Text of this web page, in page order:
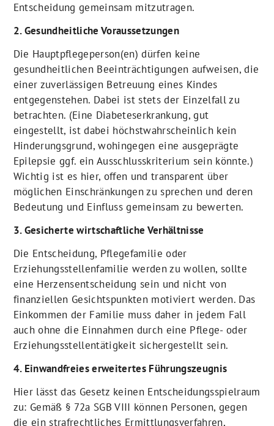
Entscheidung gemeinsam mitzutragen.
2. Gesundheitliche Voraussetzungen
Die Hauptpflegeperson(en) dürfen keine
gesundheitlichen Beeinträchtigungen aufweisen, die
einer zuverlässigen Betreuung eines Kindes
entgegenstehen. Dabei ist stets der Einzelfall zu
betrachten. (Eine Diabeteserkrankung, gut
eingestellt, ist dabei höchstwahrscheinlich kein
Hinderungsgrund, wohingegen eine ausgeprägte
Epilepsie ggf. ein Ausschlusskriterium sein könnte.)
Wichtig ist es hier, offen und transparent über
möglichen Einschränkungen zu sprechen und deren
Bedeutung und Einfluss gemeinsam zu bewerten.
3. Gesicherte wirtschaftliche Verhältnisse
Die Entscheidung, Pflegefamilie oder
Erziehungsstellenfamilie werden zu wollen, sollte
eine Herzensentscheidung sein und nicht von
finanziellen Gesichtspunkten motiviert werden. Das
Einkommen der Familie muss daher in jedem Fall
auch ohne die Einnahmen durch eine Pflege- oder
Erziehungsstellentätigkeit sichergestellt sein.
4. Einwandfreies erweitertes Führungszeugnis
Hier lässt das Gesetz keinen Entscheidungsspielraum
zu: Gemäß § 72a SGB VIII können Personen, gegen
die ein strafrechtliches Ermittlungsverfahren,